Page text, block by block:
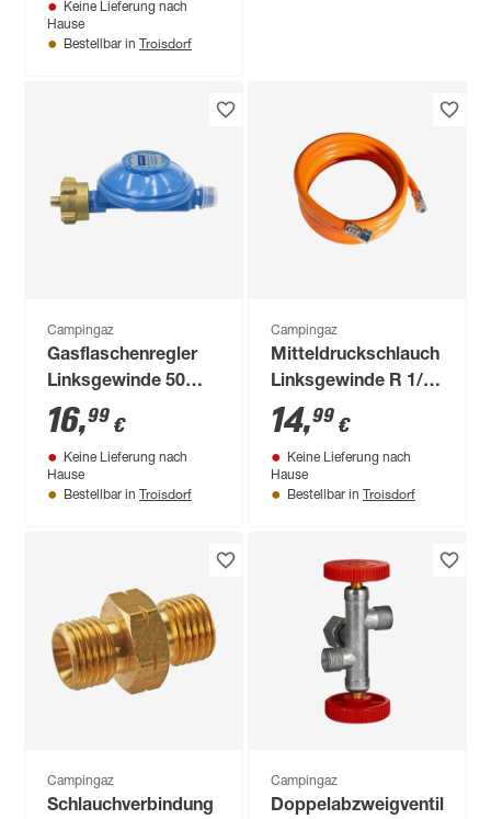
Keine Lieferung nach
Hause
Bestellbar in Troisdorf
Campingaz
Gasflaschenregler
Linksgewinde 50
mbar 1/4"
16,99 €
Keine Lieferung nach
Hause
Bestellbar in Troisdorf
Campingaz
Mitteldruckschlauch
Linksgewinde R 1/4"
Länge 1,5 m
14,99 €
Keine Lieferung nach
Hause
Bestellbar in Troisdorf
Campingaz
Schlauchverbindung
Campingaz
Doppelabzweigventil